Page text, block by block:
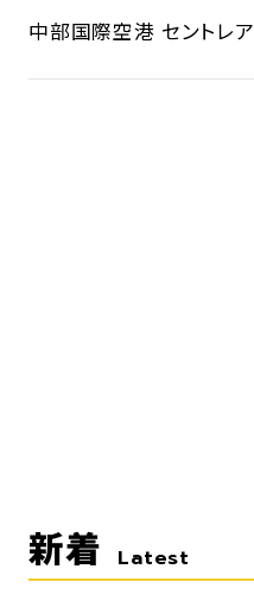
中部国際空港 セントレア
新着 Latest